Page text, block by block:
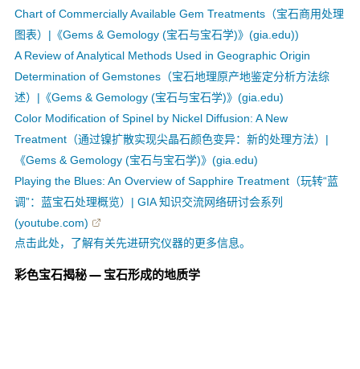
Chart of Commercially Available Gem Treatments（宝石商用处理
图表）|《Gems & Gemology (宝石与宝石学)》(gia.edu))
A Review of Analytical Methods Used in Geographic Origin
Determination of Gemstones（宝石地理原产地鉴定分析方法综
述）|《Gems & Gemology (宝石与宝石学)》(gia.edu)
Color Modification of Spinel by Nickel Diffusion: A New
Treatment（通过镍扩散实现尖晶石颜色变异：新的处理方法）|
《Gems & Gemology (宝石与宝石学)》(gia.edu)
Playing the Blues: An Overview of Sapphire Treatment（玩转“蓝
调”：蓝宝石处理概览）| GIA 知识交流网络研讨会系列
(youtube.com)
点击此处，了解有关先进研究仪器的更多信息。
彩色宝石揭秘 — 宝石形成的地质学